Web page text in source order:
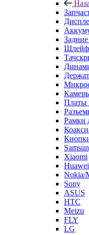
Платы
Рамки
Xiaomi
Huawei
Nokia/
Sony
ASUS
HTC
Meizu
FLY
LG
Lenovo
Sony